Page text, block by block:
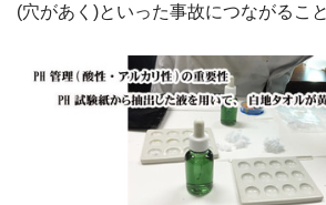
(穴があく)といった事故につながるこ